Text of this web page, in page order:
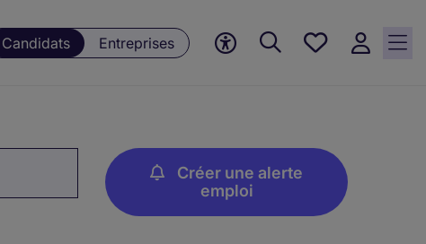
Candidats Entreprises
Mes offres, 0
Créer une alerte
emploi